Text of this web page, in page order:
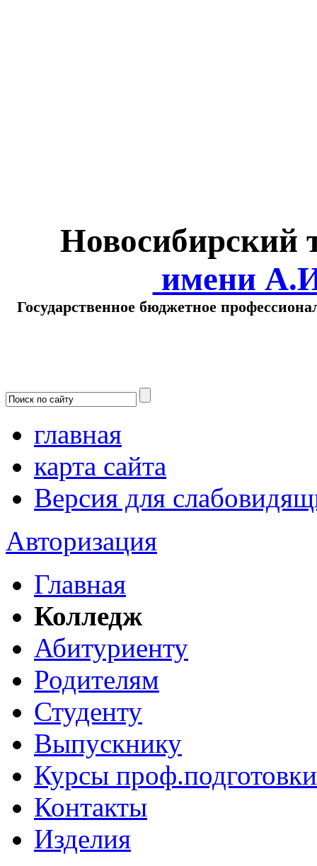
Новосибирский
имени
Государственное бюджетное
главная
карта сайта
Версия для
Авторизация
Главная
Колледж
Абитуриенту
Родителям
Студенту
Выпускнику
Курсы проф.подготовки
Контакты
Изделия